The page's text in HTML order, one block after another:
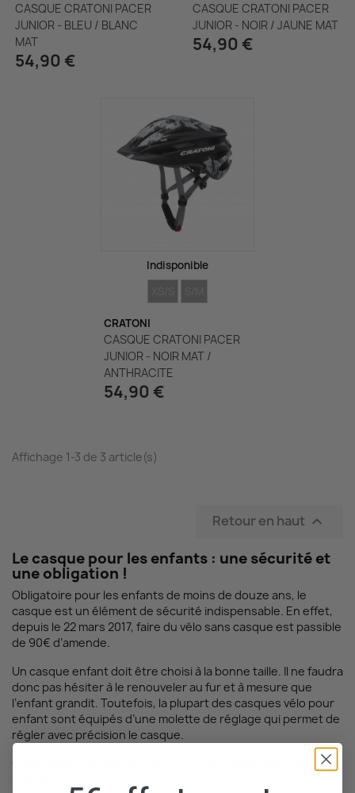
CASQUE CRATONI PACER
JUNIOR - BLEU / BLANC
MAT
54,90 €
CASQUE CRATONI PACER
JUNIOR - NOIR / JAUNE MAT
54,90 €
Indisponible
TAILLESTAILLES
CRATONI
CASQUE CRATONI PACER
JUNIOR - NOIR MAT /
ANTHRACITE
54,90 €
Affichage 1-3 de 3 article(s)
Retour en haut 
Le casque pour les enfants : une sécurité et
une obligation !
Obligatoire pour les enfants de moins de douze ans, le
casque est un élément de sécurité indispensable. En effet,
depuis le 22 mars 2017, faire du vélo sans casque est passible
de 90€ d’amende.
Un casque enfant doit être choisi à la bonne taille. Il ne faudra
donc pas hésiter à le renouveler au fur et à mesure que
l’enfant grandit. Toutefois, la plupart des casques vélo pour
enfant sont équipés d’une molette de réglage qui permet de
régler avec précision le casque.
Comment bien choisir son casque de vélo de